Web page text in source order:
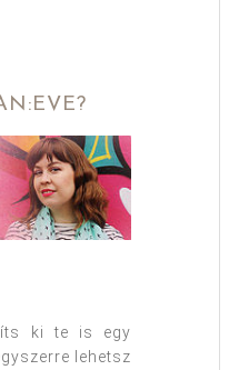
ki te is egy
lehetsz